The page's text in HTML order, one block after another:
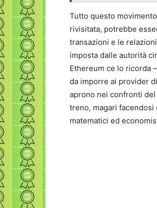
Tutto questo
rivisitata, potrebbe
transazioni e le
imposta dalle autorità
Ethereum ce lo ricorda
da imporre ai provider
aprono nei confronti
treno, magari facendosi
matematici ed